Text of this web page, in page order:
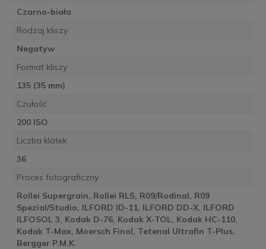
Czarno-biała
Rodzaj kliszy
Negatyw
Format kliszy
135 (35 mm)
Czułość
200 ISO
Liczba klatek
36
Proces fotograficzny
Rollei Supergrain, Rollei RLS, R09/Rodinal, R09
Spezial/Studio, ILFORD ID-11, ILFORD DD-X, ILFORD
ILFOSOL 3, Kodak D-76, Kodak X-TOL, Kodak HC-110,
Kodak T-Max, Moersch Finol, Tetenal Ultrafin T-Plus,
Bergger P.M.K.